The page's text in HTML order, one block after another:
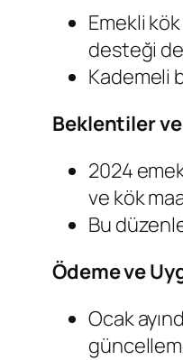
Emekli
desteği
Kademeli
Beklentiler
2024
ve kök
Bu
Ödeme ve
Ocak